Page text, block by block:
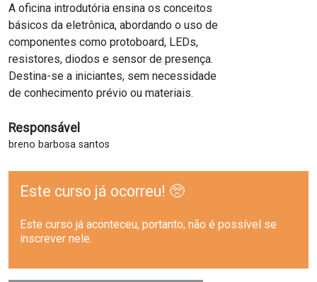
A oficina introdutória ensina os conceitos
básicos da eletrônica, abordando o uso de
componentes como protoboard, LEDs,
resistores, diodos e sensor de presença.
Destina-se a iniciantes, sem necessidade
de conhecimento prévio ou materiais.
Responsável
breno barbosa santos
Este curso já ocorreu! 🥺
Este curso já aconteceu, portanto, não é possível se
inscrever nele.